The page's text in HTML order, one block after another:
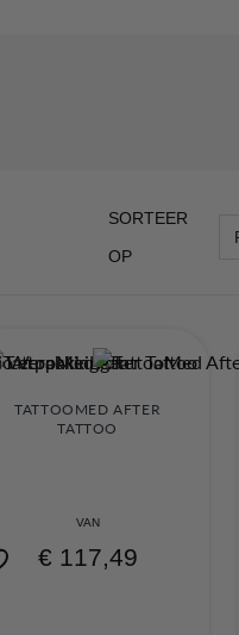
SORTEER
OP
TATTOOMED AFTER
TATTOO
VAN
€ 117,49